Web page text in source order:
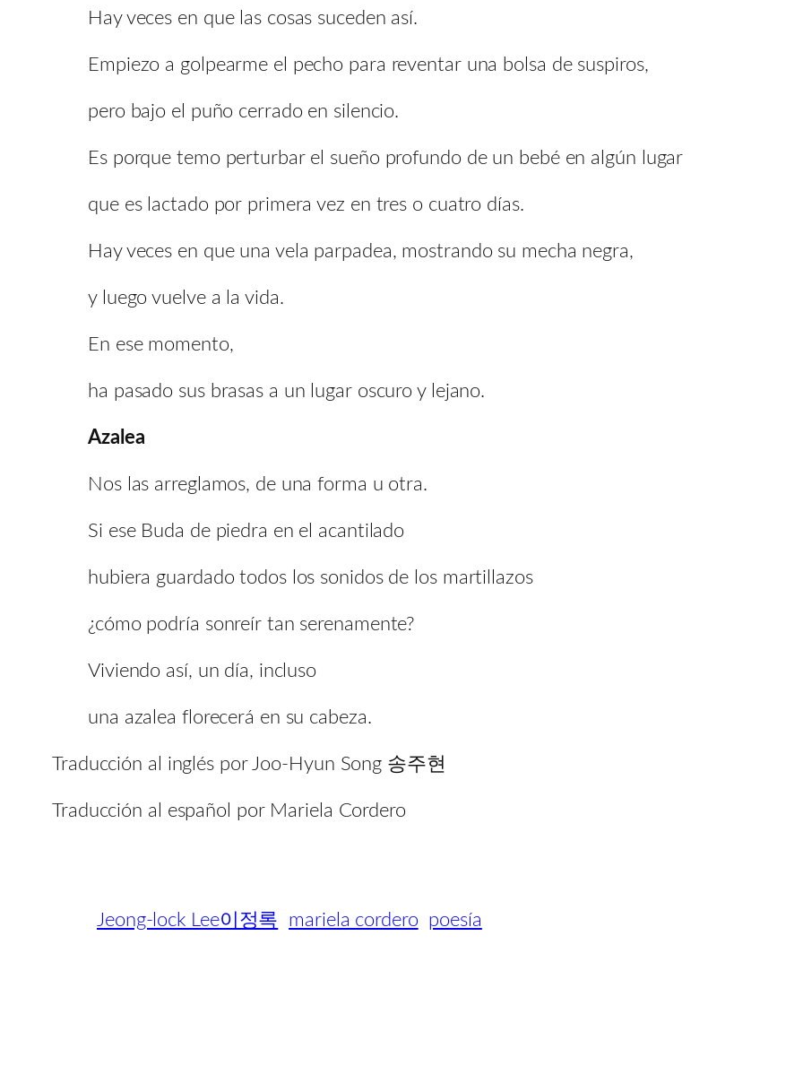
Hay veces en que las cosas suceden así.
Empiezo a golpearme el pecho para reventar una bolsa de suspiros,
pero bajo el puño cerrado en silencio.
Es porque temo perturbar el sueño profundo de un bebé en algún lugar
que es lactado por primera vez en tres o cuatro días.
Hay veces en que una vela parpadea, mostrando su mecha negra,
y luego vuelve a la vida.
En ese momento,
ha pasado sus brasas a un lugar oscuro y lejano.
Azalea
Nos las arreglamos, de una forma u otra.
Si ese Buda de piedra en el acantilado
hubiera guardado todos los sonidos de los martillazos
¿cómo podría sonreír tan serenamente?
Viviendo así, un día, incluso
una azalea florecerá en su cabeza.
Traducción al inglés por Joo-Hyun Song 송주현
Traducción al español por Mariela Cordero
Jeong-lock Lee이정록 mariela cordero poesía